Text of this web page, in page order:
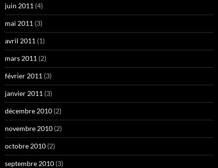
juin 2011 (4)
mai 2011 (3)
avril 2011 (1)
mars 2011 (2)
février 2011 (3)
janvier 2011 (3)
décembre 2010 (2)
novembre 2010 (2)
octobre 2010 (2)
septembre 2010 (3)